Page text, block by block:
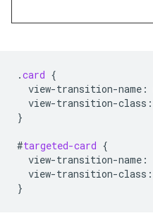
.card {
view-transition-name :
view-transition-class :
}
#targeted-card {
view-transition-name :
view-transition-class :
}